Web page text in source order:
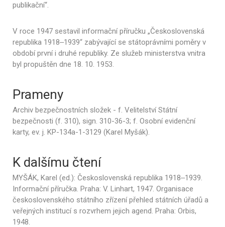
publikační“.
V roce 1947 sestavil informační příručku „Československá
republika 1918‒1939“ zabývající se státoprávními poměry v
období první i druhé republiky. Ze služeb ministerstva vnitra
byl propuštěn dne 18. 10. 1953.
Prameny
Archiv bezpečnostních složek - f. Velitelství Státní
bezpečnosti (f. 310), sign. 310-36-3; f. Osobní evidenční
karty, ev. j. KP-134a-1-3129 (Karel Myšák).
K dalšímu čtení
MYŠÁK, Karel (ed.): Československá republika 1918‒1939.
Informační příručka. Praha: V. Linhart, 1947. Organisace
československého státního zřízení přehled státních úřadů a
veřejných institucí s rozvrhem jejich agend. Praha: Orbis,
1948.